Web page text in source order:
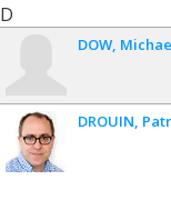
D
DOW
DROUIN